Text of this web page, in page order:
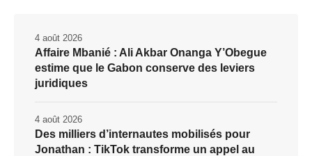
Affaire Mbanié : Ali Akbar Onanga Y’Obegue
estime que le Gabon conserve des leviers
juridiques
4 août 2026
Des milliers d’internautes mobilisés pour
Jonathan : TikTok transforme un appel au
4 août 2026